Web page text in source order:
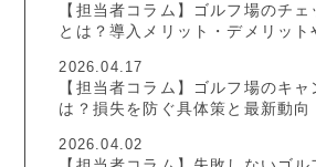
【担当者コラム】ゴルフ場のチ
とは？導入メリット・デメリット
【担当者コラム】ゴルフ場のキャ
は？損失を防ぐ具体策と最新動向
2026.04.17
2026.04.02